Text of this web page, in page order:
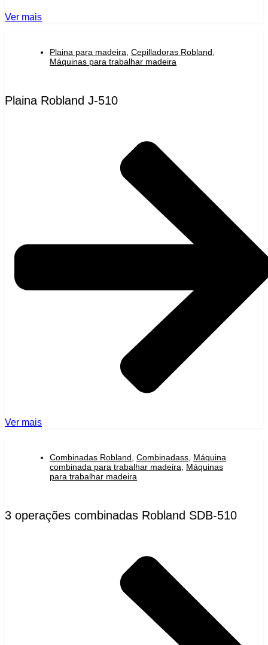
Ver mais
Plaina para madeira, Cepilladoras Robland,
Máquinas para trabalhar madeira
Plaina Robland J-510
Ver mais
Combinadas Robland Combinadass Máquina
combinada para trabalhar madeira
Máquinas
para trabalhar madeira
3 operações combinadas Robland SDB-510